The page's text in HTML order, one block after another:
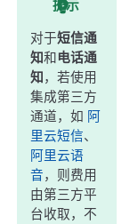
提示
对于短信通
知和电话通
知，若使用
集成第三方
通道，如 阿
里云短信、
阿里云语
音，则费用
由第三方平
台收取，不